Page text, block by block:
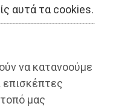
αυτά τα cookies.
να κατανοούμε
επισκέπτες
μας